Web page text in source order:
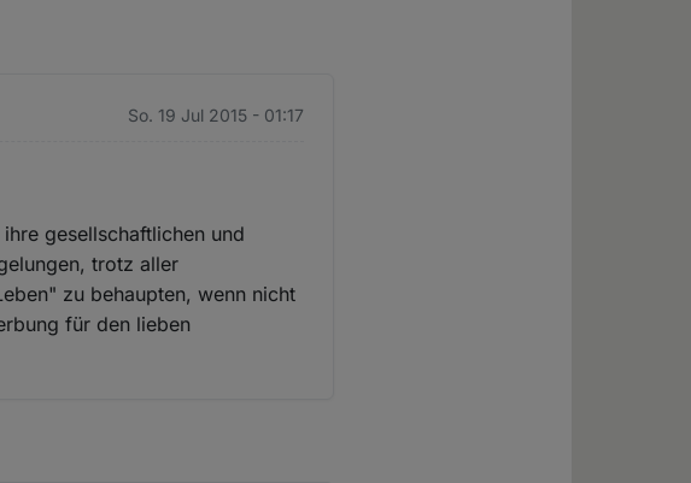
So. 19 Jul 2015 - 01:17
gesellschaftlichen und
trotz aller
zu behaupten, wenn nicht
für den lieben